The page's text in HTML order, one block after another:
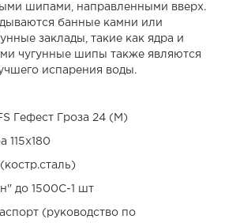
шипами, направленными вверх.
банные камни или
заклады, такие как ядра и
чугунные шипы также являются
испарения воды.
Гефест Гроза 24 (М)
115х180
до 1500С-1 шт
(руководство по